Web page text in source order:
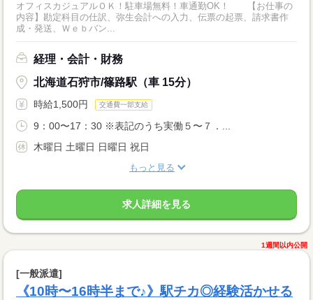
オフィスカジュアルＯＫ！駐車場無料！車通勤OK！ 【お仕事の
内容】勘定科目の仕訳、弥生会計への入力、伝票の起票、請求書作
成・発送、Ｗｅｂバン...
経理・会計・財務
北海道石狩市/篠路駅（車 15分）
時給1,500円 交通費一部支給
9：00〜17：30 ※表記のうち実働５〜７．...
木曜日 土曜日 日曜日 祝日
もっと見る
求人詳細を見る
1週間以内公開
[一般派遣]
《10時〜16時半まで♪》駅チカ◎経験活かせる